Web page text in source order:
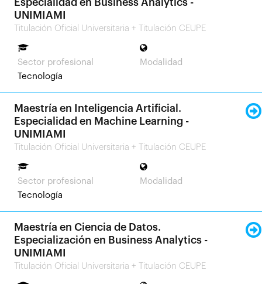
UNIMIAMI
Titulación Oficial Universitaria + Titulación CEUPE
Sector profesional
Tecnología
Modalidad
Maestría en Inteligencia Artificial.
Especialidad en Machine Learning -
UNIMIAMI
Titulación Oficial Universitaria + Titulación CEUPE
Sector profesional
Tecnología
Modalidad
Maestría en Ciencia de Datos.
Especialización en Business Analytics -
UNIMIAMI
Titulación Oficial Universitaria + Titulación CEUPE